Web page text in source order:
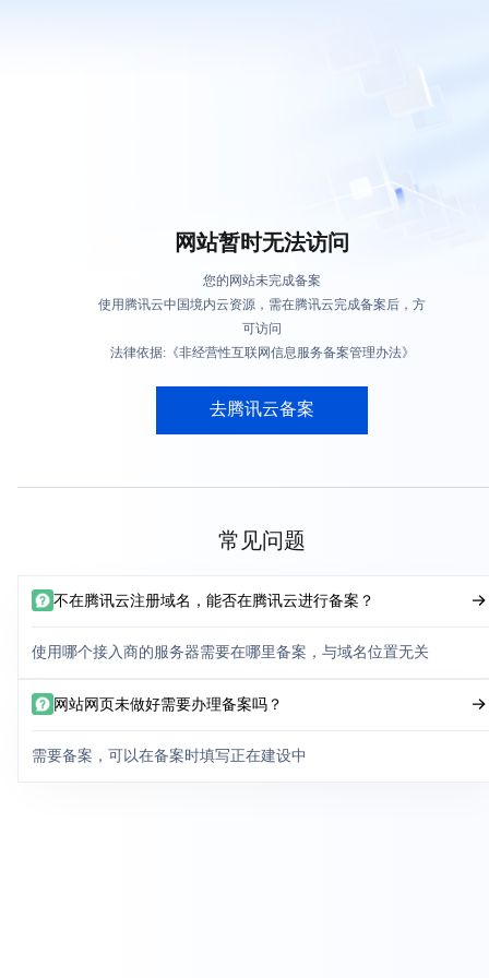
网站暂时无法访问
您的网站未完成备案
使用腾讯云中国境内云资源，需在腾讯云完成备案后，方
可访问
法律依据:《非经营性互联网信息服务备案管理办法》
去腾讯云备案
常见问题
不在腾讯云注册域名，能否在腾讯云进行备案？
使用哪个接入商的服务器需要在哪里备案，与域名位置无关
网站网页未做好需要办理备案吗？
需要备案，可以在备案时填写正在建设中